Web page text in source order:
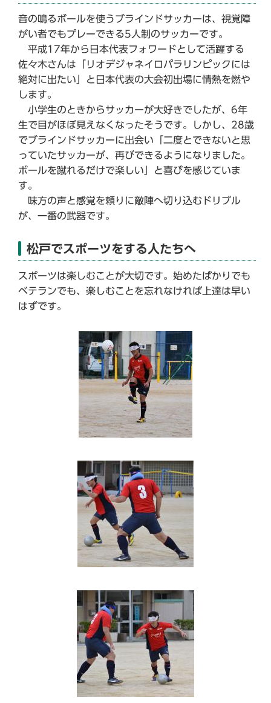
音の鳴るボールを使うブラインドサッカーは、視覚障
がい者でもプレーできる5人制のサッカーです。
平成17年から日本代表フォワードとして活躍する
佐々木さんは「リオデジャネイロパラリンピックには
絶対に出たい」と日本代表の大会初出場に情熱を燃や
します。
小学生のときからサッカーが大好きでしたが、6年
生で目がほぼ見えなくなったそうです。しかし、28歳
でブラインドサッカーに出会い「二度とできないと思
っていたサッカーが、再びできるようになりました。
ボールを蹴れるだけで楽しい」と喜びを感じていま
す。
味方の声と感覚を頼りに敵陣へ切り込むドリブル
が、一番の武器です。
松戸でスポーツをする人たちへ
スポーツは楽しむことが大切です。始めたばかりでも
ベテランでも、楽しむことを忘れなければ上達は早い
はずです。